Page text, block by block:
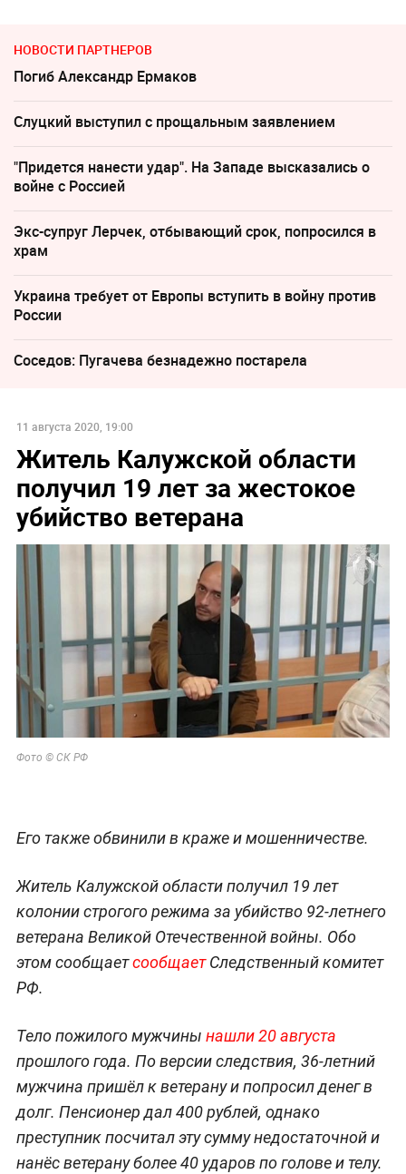
НОВОСТИ ПАРТНЕРОВ
Погиб Александр Ермаков
Слуцкий выступил с прощальным заявлением
"Придется нанести удар". На Западе высказались о
войне с Россией
Экс-супруг Лерчек, отбывающий срок, попросился в
храм
Украина требует от Европы вступить в войну против
России
Соседов: Пугачева безнадежно постарела
11 августа 2020, 19:00
Житель Калужской области
получил 19 лет за жестокое
убийство ветерана
Фото © СК РФ
Его также обвинили в краже и мошенничестве.
Житель Калужской области получил 19 лет
колонии строгого режима за убийство 92-летнего
ветерана Великой Отечественной войны. Обо
этом сообщаетсообщаетСледственный комитет
РФ.
Тело пожилого мужчины нашли 20 августа
прошлого года. По версии следствия, 36-летний
мужчина пришёл к ветерану и попросил денег в
долг. Пенсионер дал 400 рублей, однако
преступник посчитал эту сумму недостаточной и
нанёс ветерану более 40 ударов по голове и телу.